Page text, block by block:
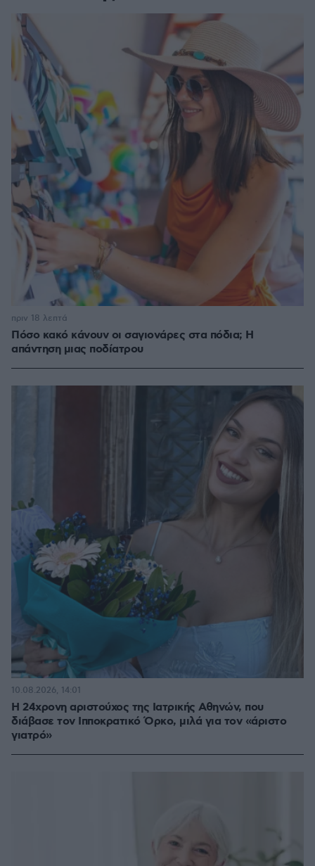
Πόσο κακό κάνουν οι σαγιονάρες στα πόδια; Η
απάντηση μιας ποδίατρου
πριν 18 λεπτά
Η 24χρονη αριστούχος της Ιατρικής Αθηνών, που
διάβασε τον Ιπποκρατικό Όρκο, μιλά για τον «άριστο
γιατρό»
10.08.2026, 14:01